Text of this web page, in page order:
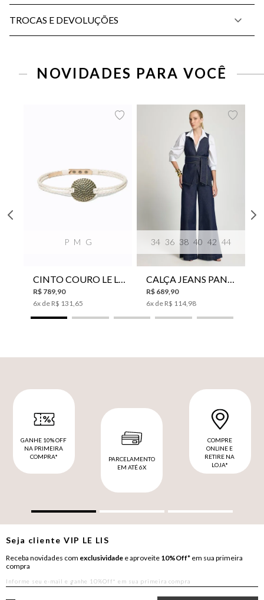
TROCAS E DEVOLUÇÕES
NOVIDADES PARA VOCÊ
P M G
R$ 789 90
6x de R$ 131 65
34 36 38 40 42 44
R$ 689 90
6x de R$ 114, 98
GANHE 10% OFF
NA PRIMEIRA
COMPRA*
PARCELAMENTO
EM ATÉ 6X
COMPRE
ONLINE E
RETIRE NA
LOJA*
Seja clienteVIP LE LIS
Receba novidades com exclusividade e aproveite 10%Off* em sua primeira
compra